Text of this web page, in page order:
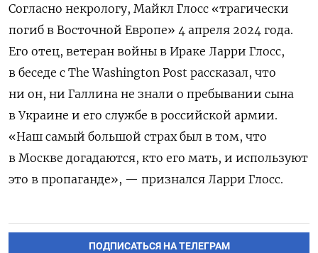
Согласно некрологу, Майкл Глосс «трагически
погиб в Восточной Европе» 4 апреля 2024 года.
Его отец, ветеран войны в Ираке Ларри Глосс,
в беседе с The Washington Post рассказал, что
ни он, ни Галлина не знали о пребывании сына
в Украине и его службе в российской армии.
«Наш самый большой страх был в том, что
в Москве догадаются, кто его мать, и используют
это в пропаганде», — признался Ларри Глосс.
ПОДПИСАТЬСЯ НА ТЕЛЕГРАМ